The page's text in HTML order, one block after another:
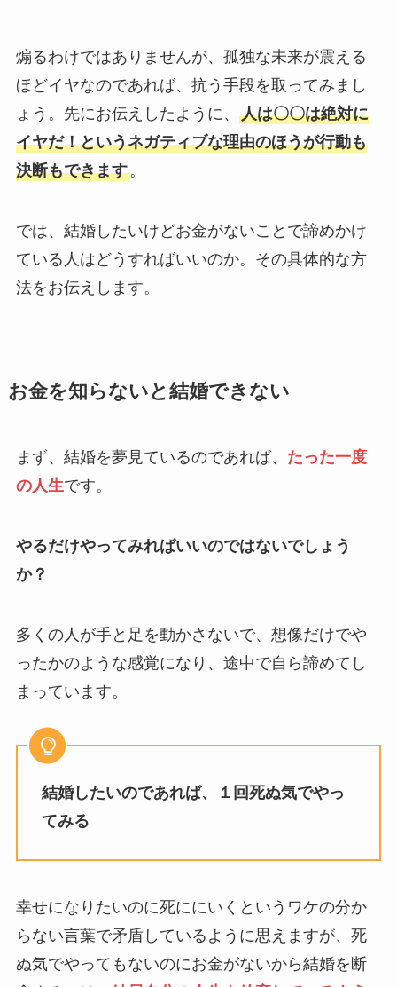
煽るわけではありませんが、孤独な未来が震える
ほどイヤなのであれば、抗う手段を取ってみまし
ょう。先にお伝えしたように、 人は〇〇は絶対に
イヤだ！というネガティブな理由のほうが行動も
決断もできます。
では、結婚したいけどお金がないことで諦めかけ
ている人はどうすればいいのか。その具体的な方
法をお伝えします。
お金を知らないと結婚できない
まず、結婚を夢見ているのであれば、 たった一度
の人生です。
やるだけやってみればいいのではないでしょう
か？
多くの人が手と足を動かさないで、想像だけでや
ったかのような感覚になり、途中で自ら諦めてし
まっています。
結婚したいのであれば、１回死ぬ気でやっ
てみる
幸せになりたいのに死ににいくというワケの分か
らない言葉で矛盾しているように思えますが、死
ぬ気でやってもないのにお金がないから結婚を断